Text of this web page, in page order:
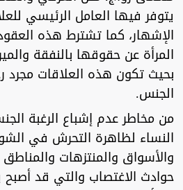
يتوفر فيها العامل الرئيسي
الإشهار، كما تشترط هذه
المرأة عن حقوقها بالنفقة
بحيث تكون هذه العلاقات مجرد
الجنس.
من مخاطر عدم إشباع الرغبة
النساء لظاهرة التحرش في
والأسواق والمنتزهات والمناطق
حوادث الاغتصاب والتي قد